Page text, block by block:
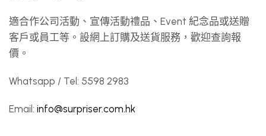
適合作公司活動、宣傳活動禮品、Event 紀念品或送贈
客戶或員工等。設網上訂購及送貨服務，歡迎查詢報
價。
Whatsapp / Tel: 5598 2983
Email: info@surpriser.com.hk